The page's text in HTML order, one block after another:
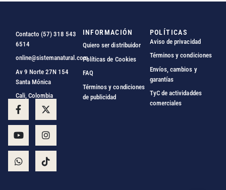
Contacto (57) 318 543
6514
online@sistemanatural.com
Av 9 Norte 27N 154
Santa Mónica
Cali, Colombia
INFORMACIÓN
Quiero ser distribuidor
Políticas de Cookies
FAQ
Términos y condiciones
de publicidad
POLÍTICAS
Aviso de privacidad
Términos y condiciones
Envíos, cambios y
garantías
TyC de actividaddes
comerciales